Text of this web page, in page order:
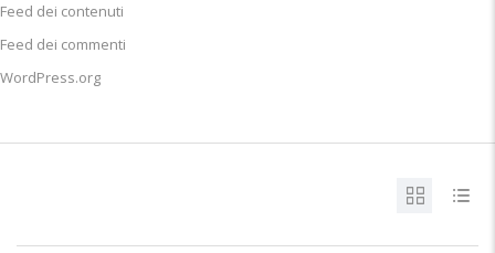
Feed dei contenuti
Feed dei commenti
WordPress.org